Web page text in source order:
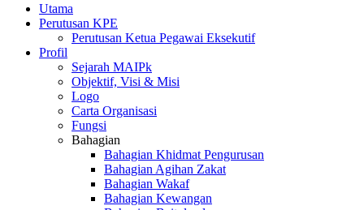
Utama
Perutusan KPE
Perutusan Ketua Pegawai Eksekutif
Profil
Sejarah MAIPk
Objektif, Visi & Misi
Logo
Carta Organisasi
Fungsi
Bahagian
Bahagian Khidmat Pengurusan
Bahagian Agihan Zakat
Bahagian Wakaf
Bahagian Kewangan